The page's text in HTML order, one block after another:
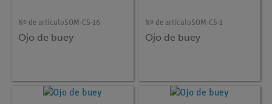
Nº de artículoSOM-CS-16
Ojo de buey
Nº de artículoSOM-CS-1
Ojo de buey